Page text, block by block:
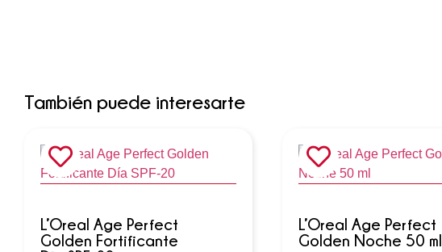
También puede interesarte
L’Oreal Age Perfect
Golden Fortificante
L’Oreal Age Perfect
Golden Noche 50 ml